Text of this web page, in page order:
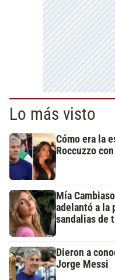
Lo más visto
Cómo era la
Roccuzzo
Mía
adelantó a la
sandalias de
Dieron a
Jorge Messi